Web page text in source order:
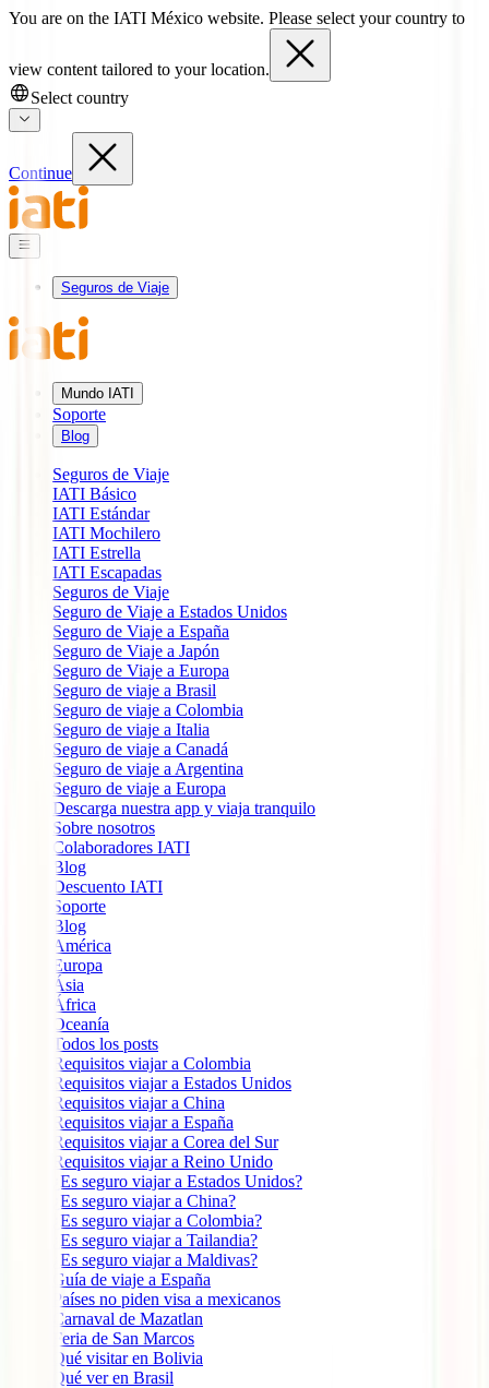
You are on the IATI México website. Please select your country to
view content tailored to your location.
Select country
Continue
Seguros de Viaje
Mundo IATI
Soporte
Blog
Seguros de Viaje
IATI Básico
IATI Estándar
IATI Mochilero
IATI Estrella
IATI Escapadas
Seguros de Viaje
Seguro de Viaje a Estados Unidos
Seguro de Viaje a España
Seguro de Viaje a Japón
Seguro de Viaje a Europa
Seguro de viaje a Brasil
Seguro de viaje a Colombia
Seguro de viaje a Italia
Seguro de viaje a Canadá
Seguro de viaje a Argentina
Seguro de viaje a Europa
Descarga nuestra app y viaja tranquilo
Sobre nosotros
Colaboradores IATI
Blog
Descuento IATI
Soporte
Blog
América
Europa
Ásia
África
Oceanía
Todos los posts
Requisitos viajar a Colombia
Requisitos viajar a Estados Unidos
Requisitos viajar a China
Requisitos viajar a España
Requisitos viajar a Corea del Sur
Requisitos viajar a Reino Unido
¿Es seguro viajar a Estados Unidos?
¿Es seguro viajar a China?
¿Es seguro viajar a Colombia?
¿Es seguro viajar a Tailandia?
¿Es seguro viajar a Maldivas?
Guía de viaje a España
Países no piden visa a mexicanos
Carnaval de Mazatlan
Feria de San Marcos
Qué visitar en Bolivia
Qué ver en Brasil